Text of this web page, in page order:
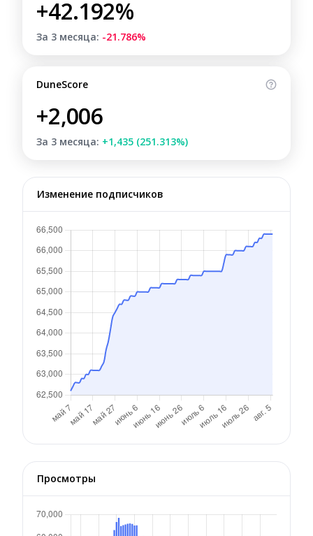
+42.192%
За 3 месяца: -21.786%
DuneScore
+2,006
За 3 месяца: +1,435 (251.313%)
Изменение подписчиков
Просмотры